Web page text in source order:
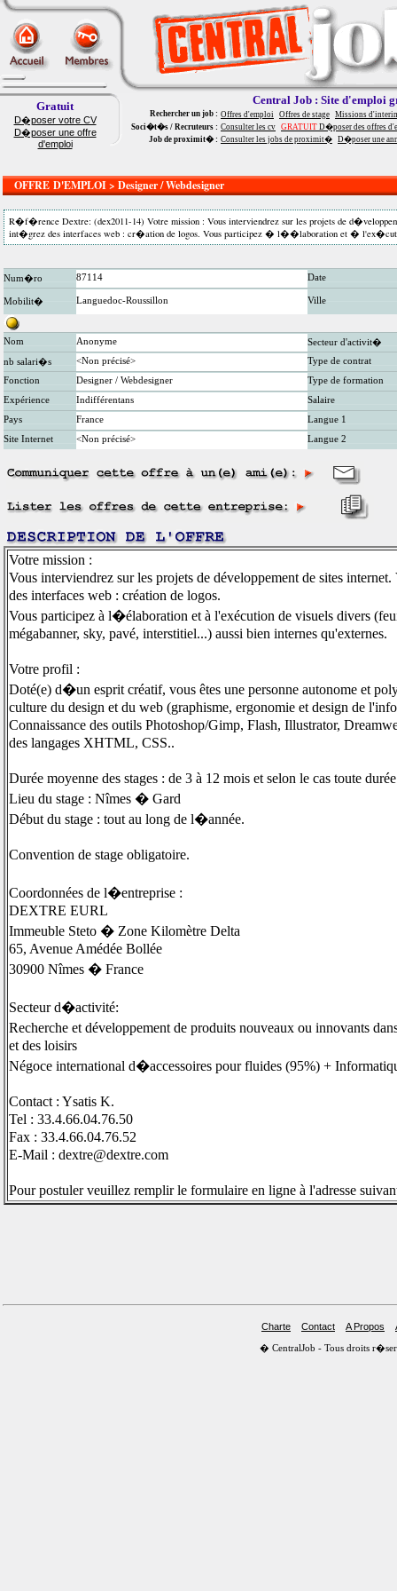
Gratuit
D�poser votre CV
D�poser une offre
d'emploi
Central Job : Site d'emploi
Rechercher un job : Offres d'emploi Offres de stage Missions
Soci�t�s / Recruteurs : Consulter les cv GRATUIT D�poser des offres
Job de proximit� : Consulter les jobs de proximit� D�poser une
OFFRE D'EMPLOI > Designer / Webdesigner
R�f�rence Dextre: (dex2011-14) Votre mission : Vous interviendrez sur les projets de
int�grez des interfaces web : cr�ation de logos. Vous participez � l��laboration et �
Num�ro 87114 Date
Mobilit� Languedoc-Roussillon Ville
Nom Anonyme
Secteur d'activit�
nb salari�s
<Non précisé>
Type de contrat
Fonction
Designer / Webdesigner
Type de formation
Expérience
Indifférentans
Salaire
Pays
France
Langue 1
Site Internet
<Non précisé> Langue 2
Votre mission :
Vous interviendrez sur les projets de développement de sites
des interfaces web : création de logos.
Vous participez à l�élaboration et à l'exécution de visuels divers
mégabanner, sky, pavé, interstitiel...) aussi bien internes qu'externes.
Votre profil :
Doté(e) d�un esprit créatif, vous êtes une personne autonome et
culture du design et du web (graphisme, ergonomie et design de
Connaissance des outils Photoshop/Gimp, Flash, Illustrator,
des langages XHTML, CSS..
Durée moyenne des stages : de 3 à 12 mois et selon le cas toute
Lieu du stage : Nîmes � Gard
Début du stage : tout au long de l�année.
Convention de stage obligatoire.
Coordonnées de l�entreprise :
DEXTRE EURL
Immeuble Steto � Zone Kilomètre Delta
65, Avenue Amédée Bollée
30900 Nîmes � France
Secteur d�activité:
Recherche et développement de produits nouveaux ou innovants
et des loisirs
Négoce international d�accessoires pour fluides (95%) +
Contact : Ysatis K.
Tel : 33.4.66.04.76.50
Fax : 33.4.66.04.76.52
E-Mail : dextre@dextre.com
Pour postuler veuillez remplir le formulaire en ligne à l'adresse
Charte Contact A Propos
� CentralJob - Tous droits